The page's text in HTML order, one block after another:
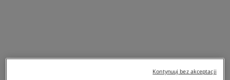
Kontynuuj bez akceptacji